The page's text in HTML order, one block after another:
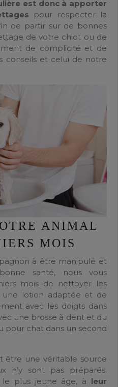
est donc à apporter
pour respecter la
de partir sur de bonnes
de votre chiot ou de
de complicité et de
conseils et celui de notre
ANIMAL
MOIS
à être manipulé et
santé, nous vous
mois de nettoyer les
une lotion adaptée et de
avec les doigts dans
une brosse à dent et du
pour chat dans un second
être une véritable source
n’y sont pas préparés.
le plus jeune âge, à leur